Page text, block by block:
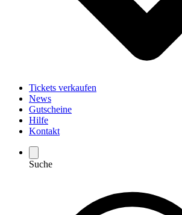
Tickets verkaufen
News
Gutscheine
Hilfe
Kontakt
Suche